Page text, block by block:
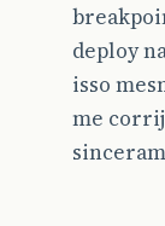
deploy
isso
me